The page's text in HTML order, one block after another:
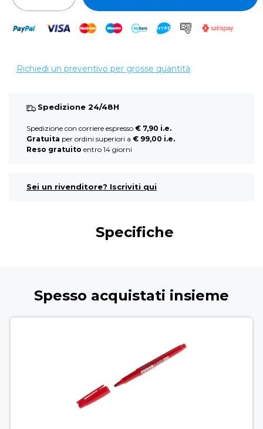
Richiedi un preventivo per grosse quantità
Spedizione 24/48H
Spedizione con corriere espresso € 7,90 i.e.
Gratuita per ordini superiori a € 99,00 i.e.
Reso gratuito entro 14 giorni
Sei un rivenditore? Iscriviti qui
Specifiche
Spesso acquistati insieme